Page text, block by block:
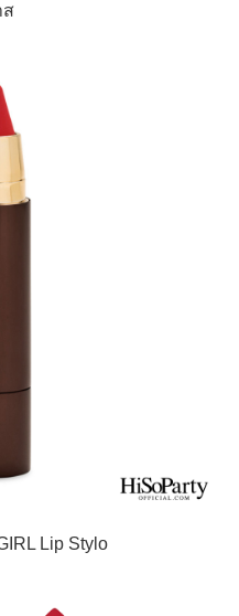
ส
Lip Stylo